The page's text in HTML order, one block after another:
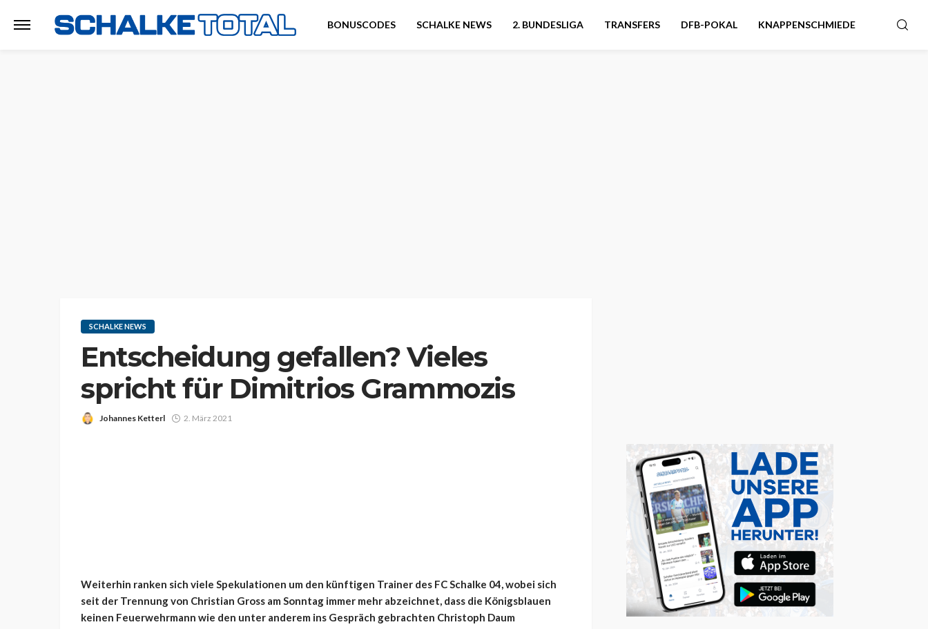
BONUSCODES SCHALKE NEWS 2. BUNDESLIGA TRANSFERS DFB-POKAL KNAPPENSCHMIEDE
SCHALKE NEWS
Entscheidung gefallen? Vieles
spricht für Dimitrios Grammozis
Johannes Ketterl 2. März 2021
Weiterhin ranken sich viele Spekulationen um den künftigen Trainer des FC Schalke 04, wobei sich
seit der Trennung von Christian Gross am Sonntag immer mehr abzeichnet, dass die Königsblauen
keinen Feuerwehrmann wie den unter anderem ins Gespräch gebrachten Christoph Daum